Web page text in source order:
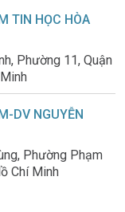
TIN HỌC HÒA
Phường 11, Quận
DV NGUYỄN
Phường Phạm
Chí Minh